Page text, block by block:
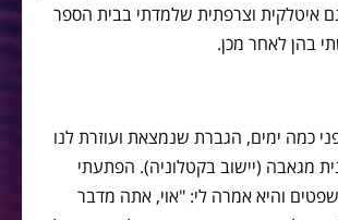
גם איטלקית וצרפתית שלמדתי בבית הספר
בהן לאחר מכן.
כמה ימים, הגברת שנמצאת ועוזרת לנו
מגאבה (יישוב בקטלוניה). הפתעתי
והיא אמרה לי: "אוי, אתה מדבר